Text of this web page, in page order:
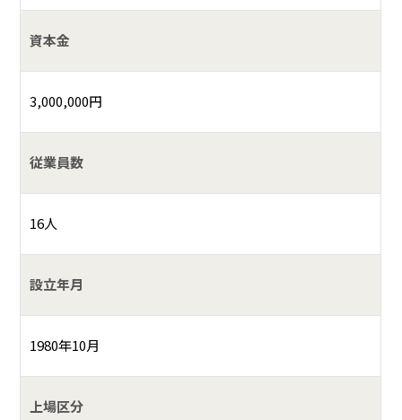
資本金
3,000,000円
従業員数
16人
設立年月
1980年10月
上場区分